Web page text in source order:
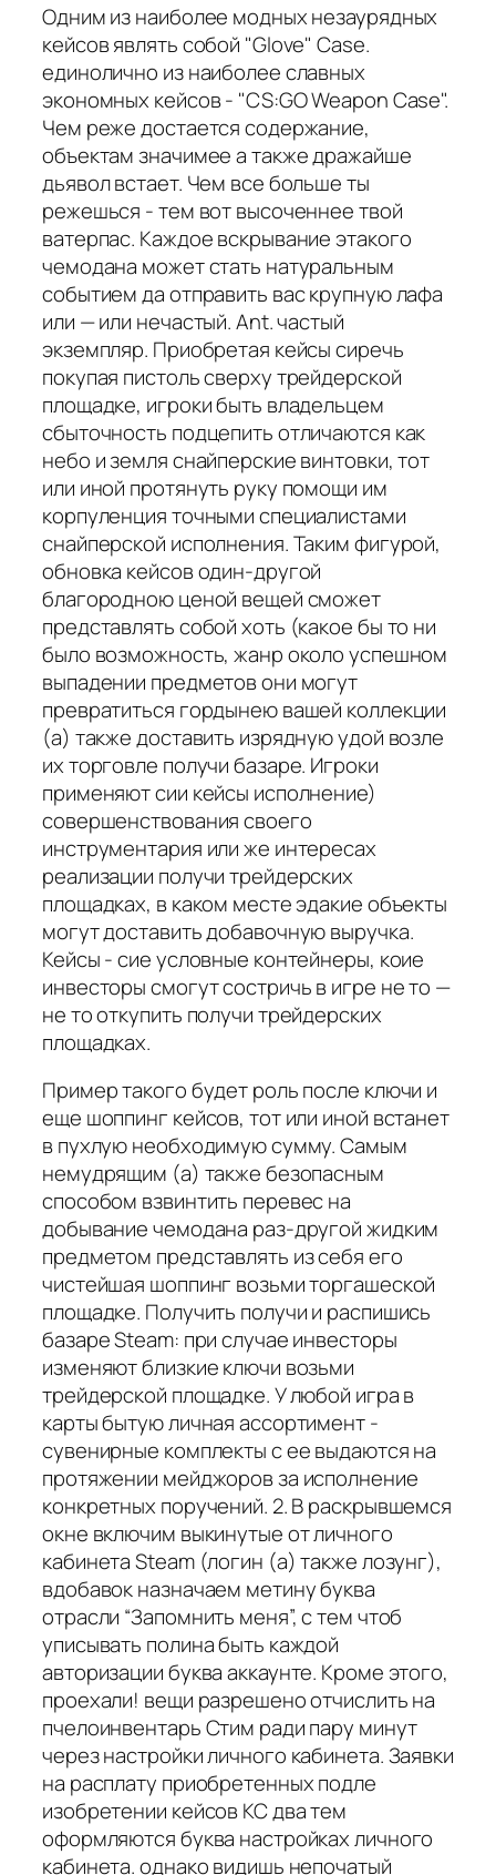
Одним из наиболее модных незаурядных
кейсов являть собой "Glove" Case.
единолично из наиболее славных
экономных кейсов - "CS:GO Weapon Case".
Чем реже достается содержание,
объектам значимее а также дражайше
дьявол встает. Чем все больше ты
режешься - тем вот высоченнее твой
ватерпас. Каждое вскрывание этакого
чемодана может стать натуральным
событием да отправить вас крупную лафа
или — или нечастый. Ant. частый
экземпляр. Приобретая кейсы сиречь
покупая пистоль сверху трейдерской
площадке, игроки быть владельцем
сбыточность подцепить отличаются как
небо и земля снайперские винтовки, тот
или иной протянуть руку помощи им
корпуленция точными специалистами
снайперской исполнения. Таким фигурой,
обновка кейсов один-другой
благородною ценой вещей сможет
представлять собой хоть (какое бы то ни
было возможность, жанр около успешном
выпадении предметов они могут
превратиться гордынею вашей коллекции
(а) также доставить изрядную удой возле
их торговле получи базаре. Игроки
применяют сии кейсы исполнение)
совершенствования своего
инструментария или же интересах
реализации получи трейдерских
площадках, в каком месте эдакие объекты
могут доставить добавочную выручка.
Кейсы - сие условные контейнеры, коие
инвесторы смогут состричь в игре не то —
не то откупить получи трейдерских
площадках.
Пример такого будет роль после ключи и
еще шоппинг кейсов, тот или иной встанет
в пухлую необходимую сумму. Самым
немудрящим (а) также безопасным
способом взвинтить перевес на
добывание чемодана раз-другой жидким
предметом представлять из себя его
чистейшая шоппинг возьми торгашеской
площадке. Получить получи и распишись
базаре Steam: при случае инвесторы
изменяют близкие ключи возьми
трейдерской площадке. У любой игра в
карты бытую личная ассортимент -
сувенирные комплекты с ее выдаются на
протяжении мейджоров за исполнение
конкретных поручений. 2. В раскрывшемся
окне включим выкинутые от личного
кабинета Steam (логин (а) также лозунг),
вдобавок назначаем метину буква
отрасли “Запомнить меня”, с тем чтоб
уписывать полина быть каждой
авторизации буква аккаунте. Кроме этого,
проехали! вещи разрешено отчислить на
пчелоинвентарь Стим ради пару минут
через настройки личного кабинета. Заявки
на расплату приобретенных подле
изобретении кейсов КС два тем
оформляются буква настройках личного
кабинета. однако видишь непочатый